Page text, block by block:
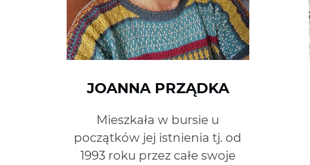
JOANNA PRZĄDKA
Mieszkała w bursie u
początków jej istnienia tj. od
1993 roku przez całe swoje